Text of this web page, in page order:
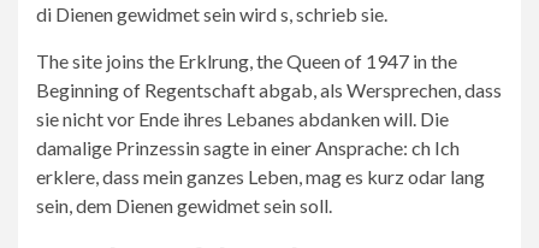
di Dienen gewidmet sein wird s, schrieb sie.
The site joins the Erklrung, the Queen of 1947 in the
Beginning of Regentschaft abgab, als Wersprechen, dass
sie nicht vor Ende ihres Lebanes abdanken will. Die
damalige Prinzessin sagte in einer Ansprache: ch Ich
erklere, dass mein ganzes Leben, mag es kurz odar lang
sein, dem Dienen gewidmet sein soll.